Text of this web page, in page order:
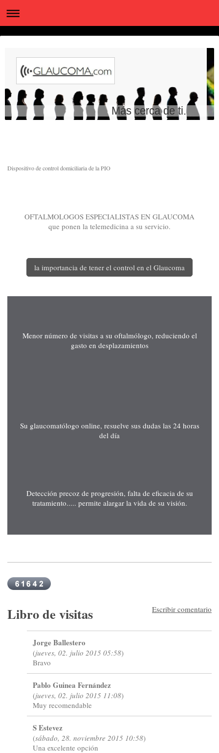
Más cerca de ti.
Dispositivo de control domiciliaria de la PIO
OFTALMOLOGOS ESPECIALISTAS EN GLAUCOMA
que ponen la telemedicina a su servicio.
la importancia de tener el control en el Glaucoma
Menor número de visitas a su oftalmólogo, reduciendo el
gasto en desplazamientos
Su glaucomatólogo online, resuelve sus dudas las 24 horas
del día
Detección precoz de progresión, falta de eficacia de su
tratamiento..... permite alargar la vida de su visión.
Escribir comentario
Libro de visitas
Jorge Ballestero
(jueves, 02. julio 2015 05:58)
Bravo
Pablo Guinea Fernández
(jueves, 02. julio 2015 11:08)
Muy recomendable
S Estevez
(sábado, 28. noviembre 2015 10:58)
Una excelente opción